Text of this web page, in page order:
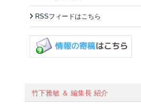
RSSフィードはこちら
竹下雅敏 ＆ 編集長 紹介